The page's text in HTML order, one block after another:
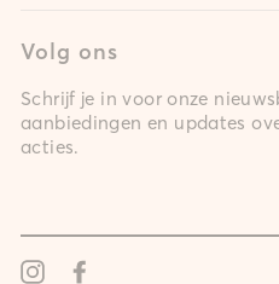
Volg ons
Schrijf je in voor onze
aanbiedingen en updates
acties.
Instagram